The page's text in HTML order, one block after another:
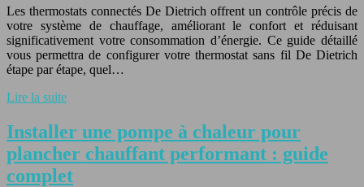
Les thermostats connectés De Dietrich offrent un contrôle précis de
votre système de chauffage, améliorant le confort et réduisant
significativement votre consommation d’énergie. Ce guide détaillé
vous permettra de configurer votre thermostat sans fil De Dietrich
étape par étape, quel…
Lire la suite
Installer une pompe à chaleur pour
plancher chauffant performant : guide
complet